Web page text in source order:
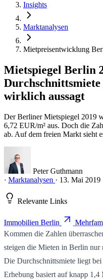
Insights
Marktanalysen
Mietpreisentwicklung
Mietspiegel Berlin
wirklich aussagt
Der Berliner Mietspiegel 2019
6,72 EUR/m² aus. Doch die
ab. Auf dem freien Markt sieht
Peter Guthmann
· Marktanalysen · 13. Mai 2019
Relevante Links
Immobilien Berlin
Kommen die Zahlen
steigen die Mieten in Berlin nur
Die Durchschnittsmiete liegt
Erhebung basiert auf knapp